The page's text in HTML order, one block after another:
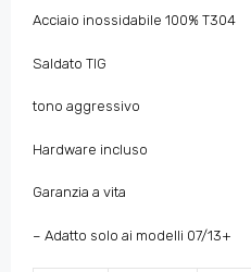
Acciaio inossidabile 100% T304
Saldato TIG
tono aggressivo
Hardware incluso
Garanzia a vita
– Adatto solo ai modelli 07/13+